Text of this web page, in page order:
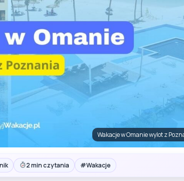
Wakacje w Omanie wylot z
2 min czytania #Wakacje